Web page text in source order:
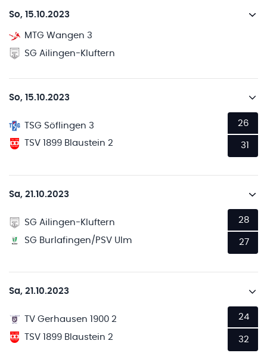
So, 15.10.2023
MTG Wangen 3
SG Ailingen-Kluftern
So, 15.10.2023
TSG Söflingen 3
TSV 1899 Blaustein 2
26
31
Sa, 21.10.2023
SG Ailingen-Kluftern
SG Burlafingen/PSV Ulm
28
27
Sa, 21.10.2023
TV Gerhausen 1900 2
TSV 1899 Blaustein 2
24
32